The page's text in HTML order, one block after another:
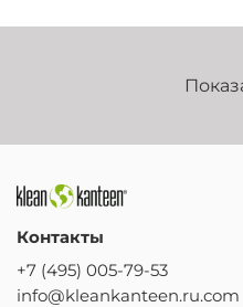
Контакты
+7 (495) 005-79-53
info@kleankanteen.ru.com